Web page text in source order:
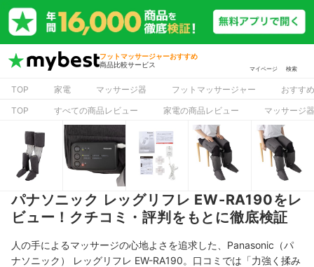
フットマッサージャーおすすめ
商品比較サービス
マイページ 検索
TOP 家電 マッサージ器 フットマッサージャー
おすす
TOP
すべての商品レビュー 家電の商品レビュー マッサージ
パナソニック レッグリフレ EW-RA190をレ
ビュー！クチコミ・評判をもとに徹底検証
人の手によるマッサージの心地よさを追求した、Panasonic（パ
ナソニック） レッグリフレ EW-RA190。口コミでは「力強く揉み